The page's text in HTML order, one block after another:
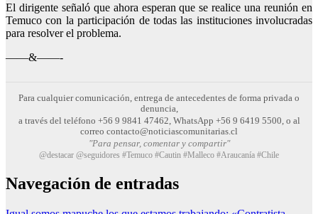
El dirigente señaló que ahora esperan que se realice una reunión en
Temuco con la participación de todas las instituciones involucradas
para resolver el problema.
——&——-
Para cualquier comunicación, entrega de antecedentes de forma privada o
denuncia,
a través del teléfono +56 9 9841 47462, WhatsApp +56 9 6419 5500, o al
correo contacto@noticiascomunitarias.cl
"Para pensar, comentar y compartir"
@destacar @seguidores #Temuco #Cautin #Malleco #Araucanía #Chile
Navegación de entradas